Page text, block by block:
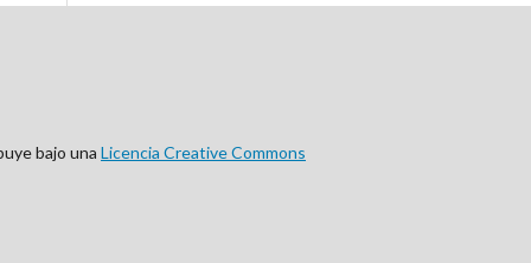
bajo una Licencia Creative Commons